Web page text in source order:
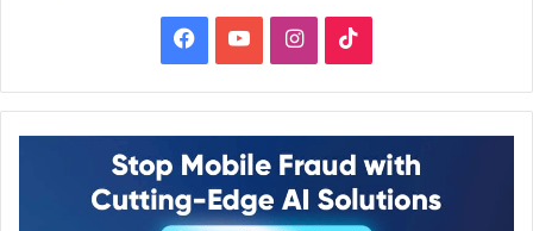
Facebook
YouTubeInstagram